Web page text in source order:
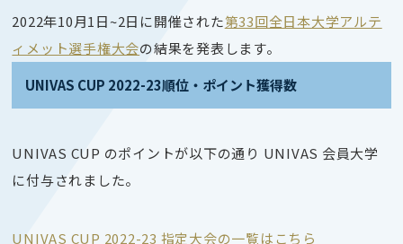
2022年10月1日~2日 に開催された第33回全日本大学アルテ
ィメット選手権大会の結果を発表します。
UNIVAS CUP 2022-23順位・ポイント獲得数
UNIVAS CUP のポイントが以下の通り UNIVAS 会員大学
に付与されました。
UNIVAS CUP 2022-23 指定大会の一覧はこちら